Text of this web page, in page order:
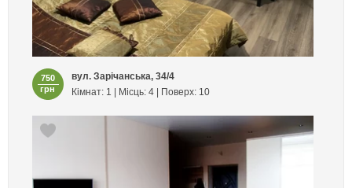
750
грн
вул. Зарічанська, 34/4
Кімнат: 1 | Місць: 4 | Поверх: 10